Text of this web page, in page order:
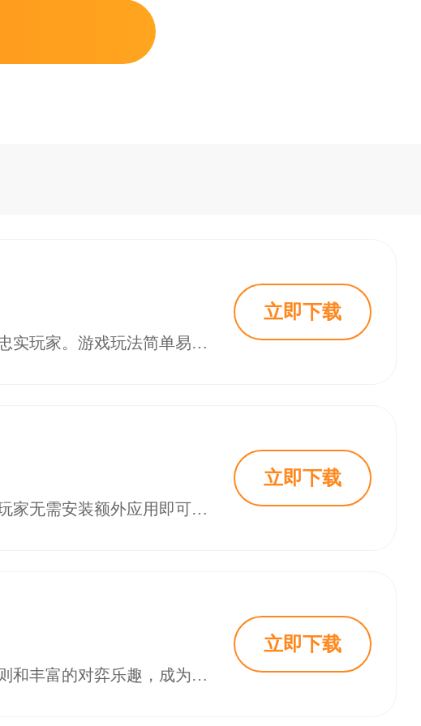
《五子棋》是一款经典的两人对弈棋类小游戏，在微信平台上拥有大量忠实玩家。游戏玩法简单易懂，却又蕴含着无穷的变化乐趣，是适合各年龄段玩家的休闲益智选择。进入游戏后，玩家与对手轮流在1515的棋盘上落子，通过合理安排棋子位置，努力在横、竖、斜任意方向上率先形成五子连珠即可获得胜利。这种经典的竞技模式让五子棋成为消磨时光、放松心情的绝佳方式。 游戏介绍 1. 双人对战模式是五子棋的核心玩法，玩家与朋友或
立即下载
《五子棋》是一款融合经典棋类玩法与便捷社交对战的微信小游戏，让玩家无需安装额外应用即可随时随地享受黑白博弈的乐趣。作为一款传承千年的益智棋类，五子棋凭借简单易懂的规则和千变万化的棋局，在微信平台上焕发出全新的活力。无论是碎片时间的快速一局，还是与好友间的切磋较量，这款小游戏都能带来轻松愉快的对弈体验，深受不同年龄层玩家的喜爱。 五子棋游戏介绍 1. 五子棋是一款两人对弈的棋类游戏，双方分别执黑子和
立即下载
《五子棋》是一款深受玩家喜爱的经典棋类小游戏，它以简单易懂的规则和丰富的对弈乐趣，成为休闲益智类游戏的代表之作。这款小游戏完美还原了传统五子棋的对战体验，玩家可以在微信平台上随时随地与好友或AI进行对决，享受智力较量的快感。五子棋作为全国智力运动会的竞技项目之一，其入门门槛低但深度无限的特点，让它拥有了广泛的玩家群体，无论是围棋爱好者还是休闲玩家，都能在五子棋的世界里找到属于自己的乐趣。 游戏介绍
立即下载